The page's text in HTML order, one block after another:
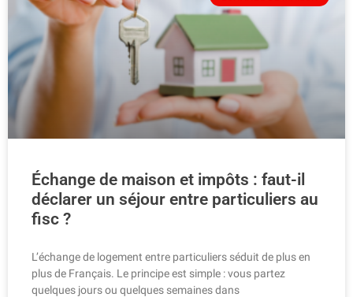
Échange de maison et impôts : faut-il
déclarer un séjour entre particuliers au
fisc ?
L’échange de logement entre particuliers séduit de plus en
plus de Français. Le principe est simple : vous partez
quelques jours ou quelques semaines dans